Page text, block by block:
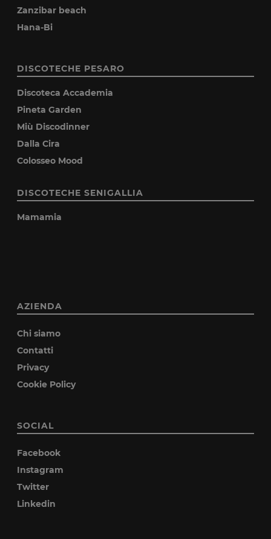
Zanzibar beach
Hana-Bi
DISCOTECHE PESARO
Discoteca Accademia
Pineta Garden
Miù Discodinner
Dalla Cira
Colosseo Mood
DISCOTECHE SENIGALLIA
Mamamia
AZIENDA
Chi siamo
Contatti
Privacy
Cookie Policy
SOCIAL
Facebook
Instagram
Twitter
Linkedin